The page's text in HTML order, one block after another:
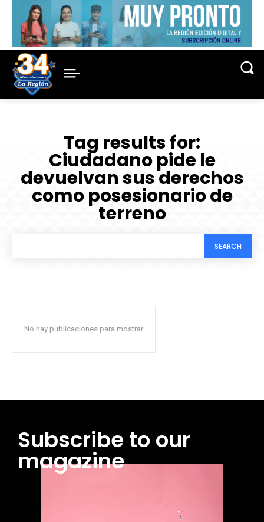
Tag results for:
Ciudadano pide le
devuelvan sus derechos
como posesionario de
terreno
SEARCH
No hay publicaciones para mostrar
Subscribe to our
magazine